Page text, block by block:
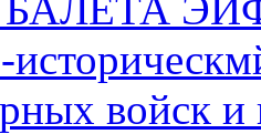
войск и